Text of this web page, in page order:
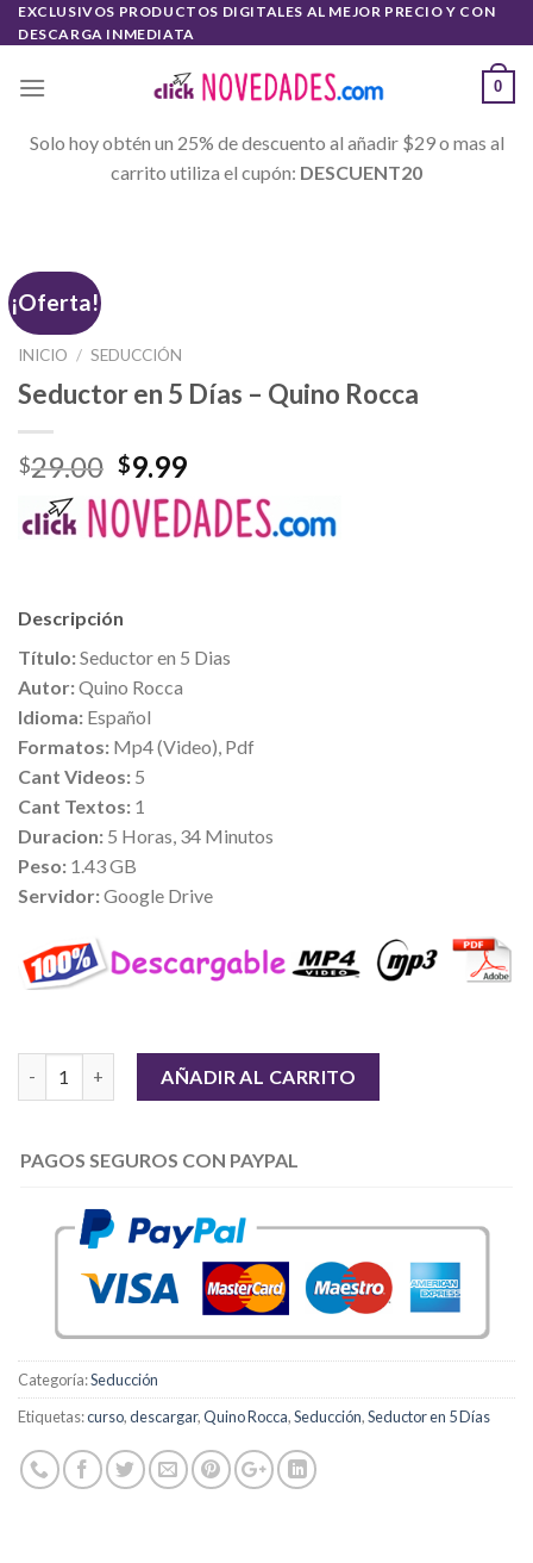
Skip
to
EXCLUSIVOS PRODUCTOS DIGITALES AL MEJOR PRECIO Y CON
DESCARGA INMEDIATA
0
Solo hoy obtén un 25% de descuento al añadir $29 o mas al
carrito utiliza el cupón: DESCUENT20
¡Oferta!
INICIO / SEDUCCIÓN
Seductor en 5 Días – Quino Rocca
$29.00 $9.99
Descripción
Título:Seductor en 5 Dias
Autor:Quino Rocca
Idioma: Español
Formatos: Mp4 (Video), Pdf
Cant Videos: 5
Cant Textos: 1
Duracion: 5 Horas, 34 Minutos
Peso: 1.43 GB
Servidor:Google Drive
AÑADIR AL CARRITO
PAGOS SEGUROS CON PAYPAL
Categoría:Seducción
Etiquetas:curso,descargar,Quino Rocca,Seducción,Seductor en 5 Días